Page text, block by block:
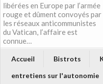
libérées en Europe par l’armée
rouge et dûment convoyés par
les réseaux anticommunistes
du Vatican, l’affaire est
connue…
Accueil Bistrots
entretiens sur l'autonomie